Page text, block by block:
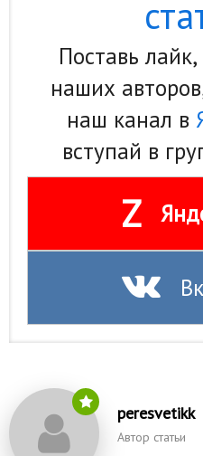
Поставь
наших
наш канал в
вступай в
Z
peresvetikk
Автор статьи